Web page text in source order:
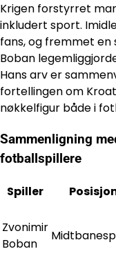
Krigen forstyrret
inkludert sport.
fans, og fremmet
Boban
Hans arv er
fortellingen om
nøkkelfigur både i
Sammenligning
fotballspillere
Spiller
Zvonimir
Boban